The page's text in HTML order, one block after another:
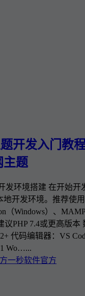
开发入门教
主题
发环境搭建 在开始开
开发环境。推荐使用
（Windows）、
议PHP 7.4或更高版本
代码编辑器：VS
Wo…...
一秒软件官方